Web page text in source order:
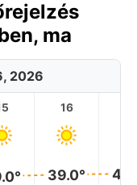
ma
2026
16
39.0°